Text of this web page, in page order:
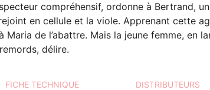
compréhensif, ordonne à Bertrand,
en cellule et la viole. Apprenant cette
de l’abattre. Mais la jeune femme, en
délire.
FICHE TECHNIQUE DISTRIBUTEURS